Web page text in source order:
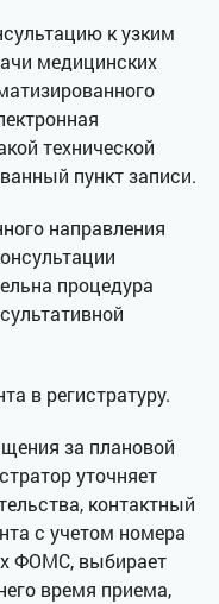
к узким
медицинских
технической
пункт записи.
направления
процедура
в регистратуру.
за плановой
уточняет
контактный
с учетом номера
ФОМС, выбирает
время приема,